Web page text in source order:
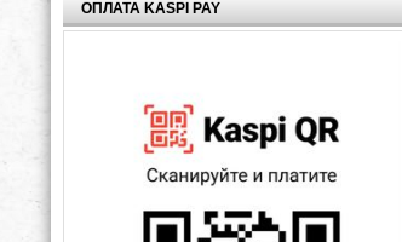
ОПЛАТА KASPI PAY